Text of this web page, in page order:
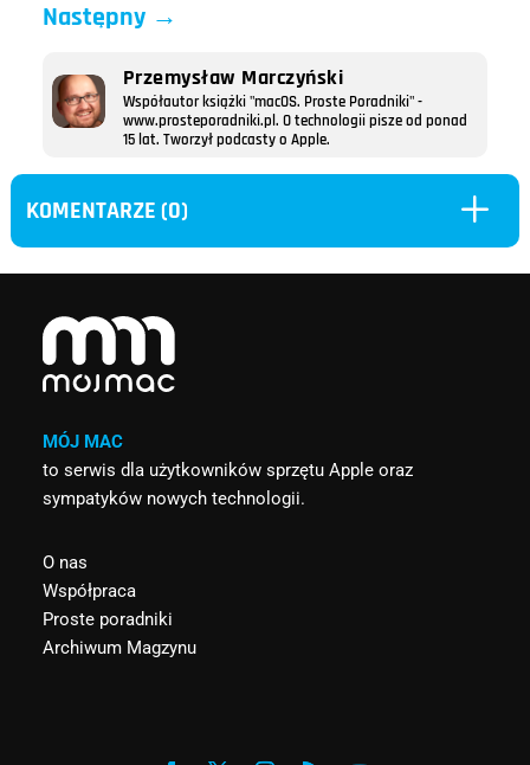
Następny→
Przemysław Marczyński
Współautor książki "macOS. Proste Poradniki" -
www.prosteporadniki.pl. O technologii pisze od ponad
15 lat. Tworzył podcasty o Apple.
KOMENTARZE (0) L
MÓJ MAC
to serwis dla użytkowników sprzętu Apple oraz
sympatyków nowych technologii.
O nas
Współpraca
Proste poradniki
Archiwum Magzynu